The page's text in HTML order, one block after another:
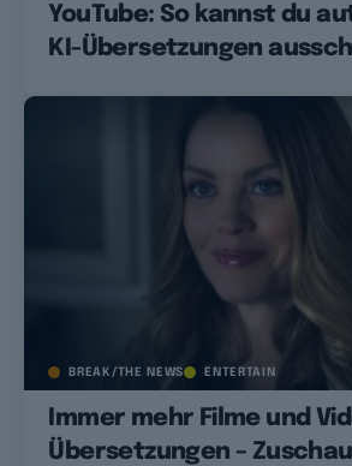
YouTube: So kannst du
KI-Übersetzungen
BREAK/THE NEWS ENTERTAIN
Immer mehr Filme und
Übersetzungen –